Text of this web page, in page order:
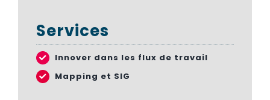
Services
Innover dans les flux de travail
Mapping et SIG